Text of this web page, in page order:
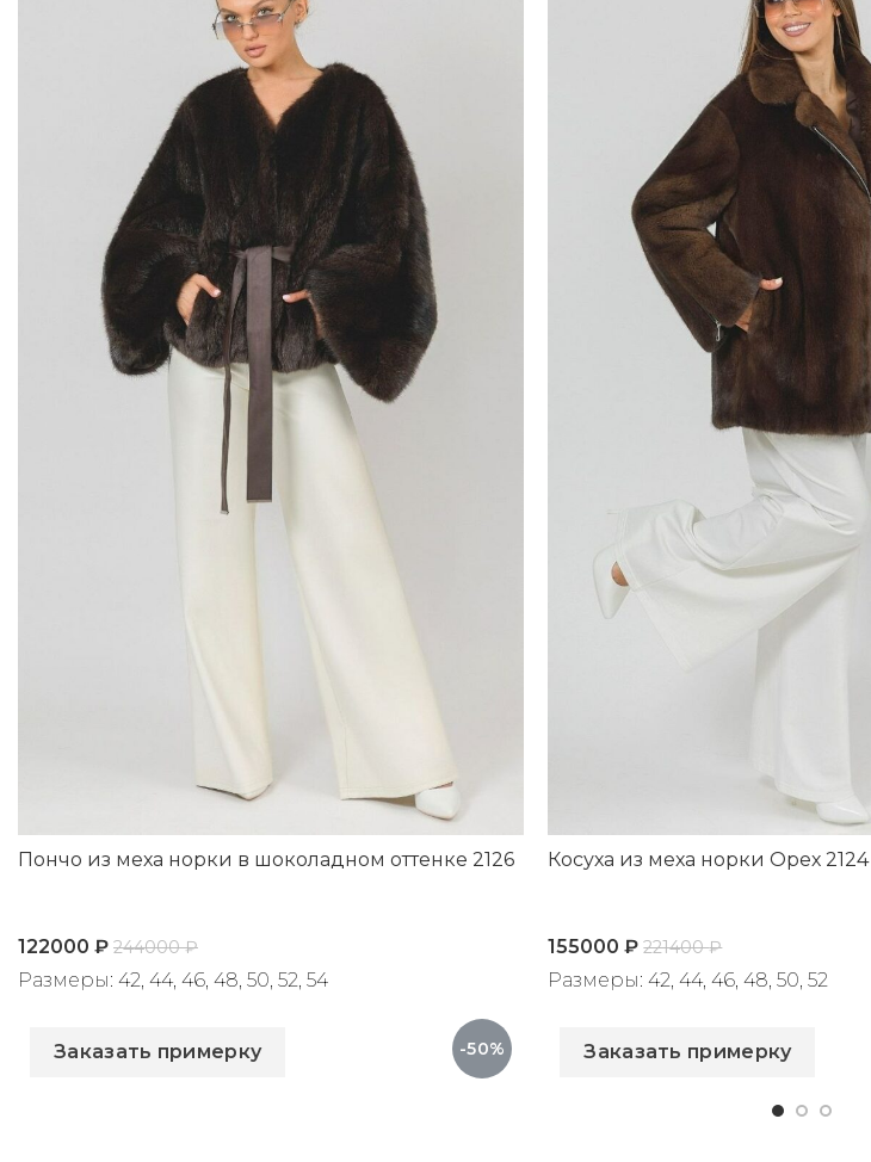
-50%
Пончо из меха норки в шоколадном оттенке 2126
122000 ₽ 244000₽
Размеры: 42, 44, 46, 48, 50, 52, 54
Заказать примерку
Косуха из меха норки Орех 2124
155000₽ 221400₽
Размеры: 42, 44, 46, 48, 50, 52
Заказать примерку